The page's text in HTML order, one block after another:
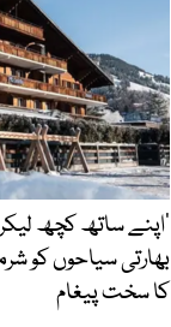
‘اپنے ساتھ کچھ لیکر
بھارتی سیاحوں کو
کا سخت پیغام